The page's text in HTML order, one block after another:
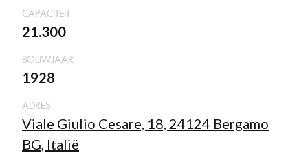
CAPACITEIT
21.300
BOUWJAAR
1928
ADRES
Viale Giulio Cesare, 18, 24124 Bergamo
BG, Italië